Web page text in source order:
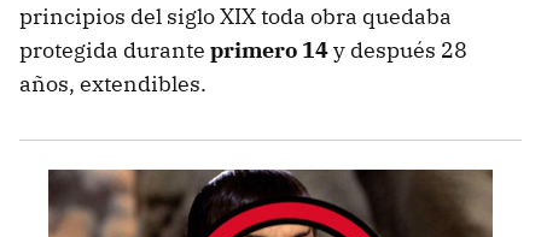
principios del siglo XIX toda obra quedaba
protegida durante primero 14y después 28
años, extendibles.